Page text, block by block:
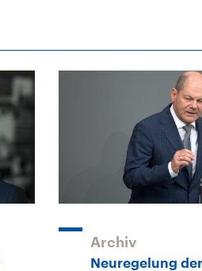
Archiv
Neuregelung